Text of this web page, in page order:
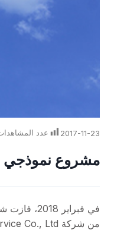
2017-11-23 عدد
مشروع نموذجي
في فبراير 2018، فازت شركة بكين بيكينغ يونيفرسيتي بايونير تكنولوجي المحدودة بمناقصة 3 وحدات أكسجين بسعة 480 نانومتر مكعب
من شركة CSD Water Service Co., Ltd. ووقع الطرفان عقد التوريد.